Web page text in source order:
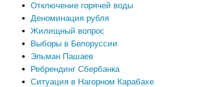
Отключение горячей воды
Деноминация рубля
Жилищный вопрос
Выборы в Белоруссии
Эльман Пашаев
Ребрендинг Сбербанка
Ситуация в Нагорном Карабахе